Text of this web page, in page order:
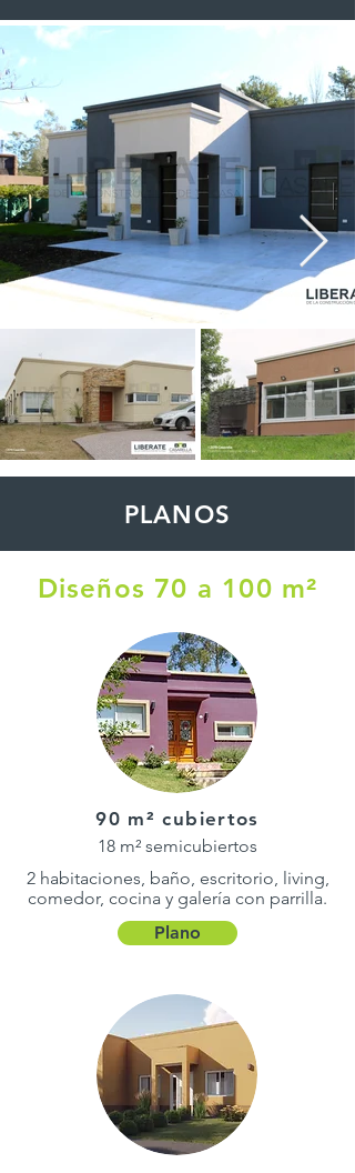
PLANOS
Diseños 70 a 100 m²
90 m² cubiertos
18 m² semicubiertos
2 habitaciones, baño, escritorio, living,
comedor, cocina y galería con parrilla.
Plano